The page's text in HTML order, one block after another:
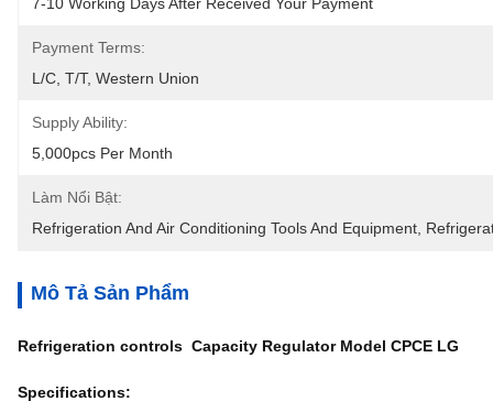
Payment Terms:
L/C, T/T, Western Union
Supply Ability:
5,000pcs Per Month
Làm Nổi Bật:
Refrigeration And Air Conditioning Tools And Equipment
Mô Tả Sản Phẩm
Refrigeration controls Capacity Regulator Model CPCE LG
Specifications: